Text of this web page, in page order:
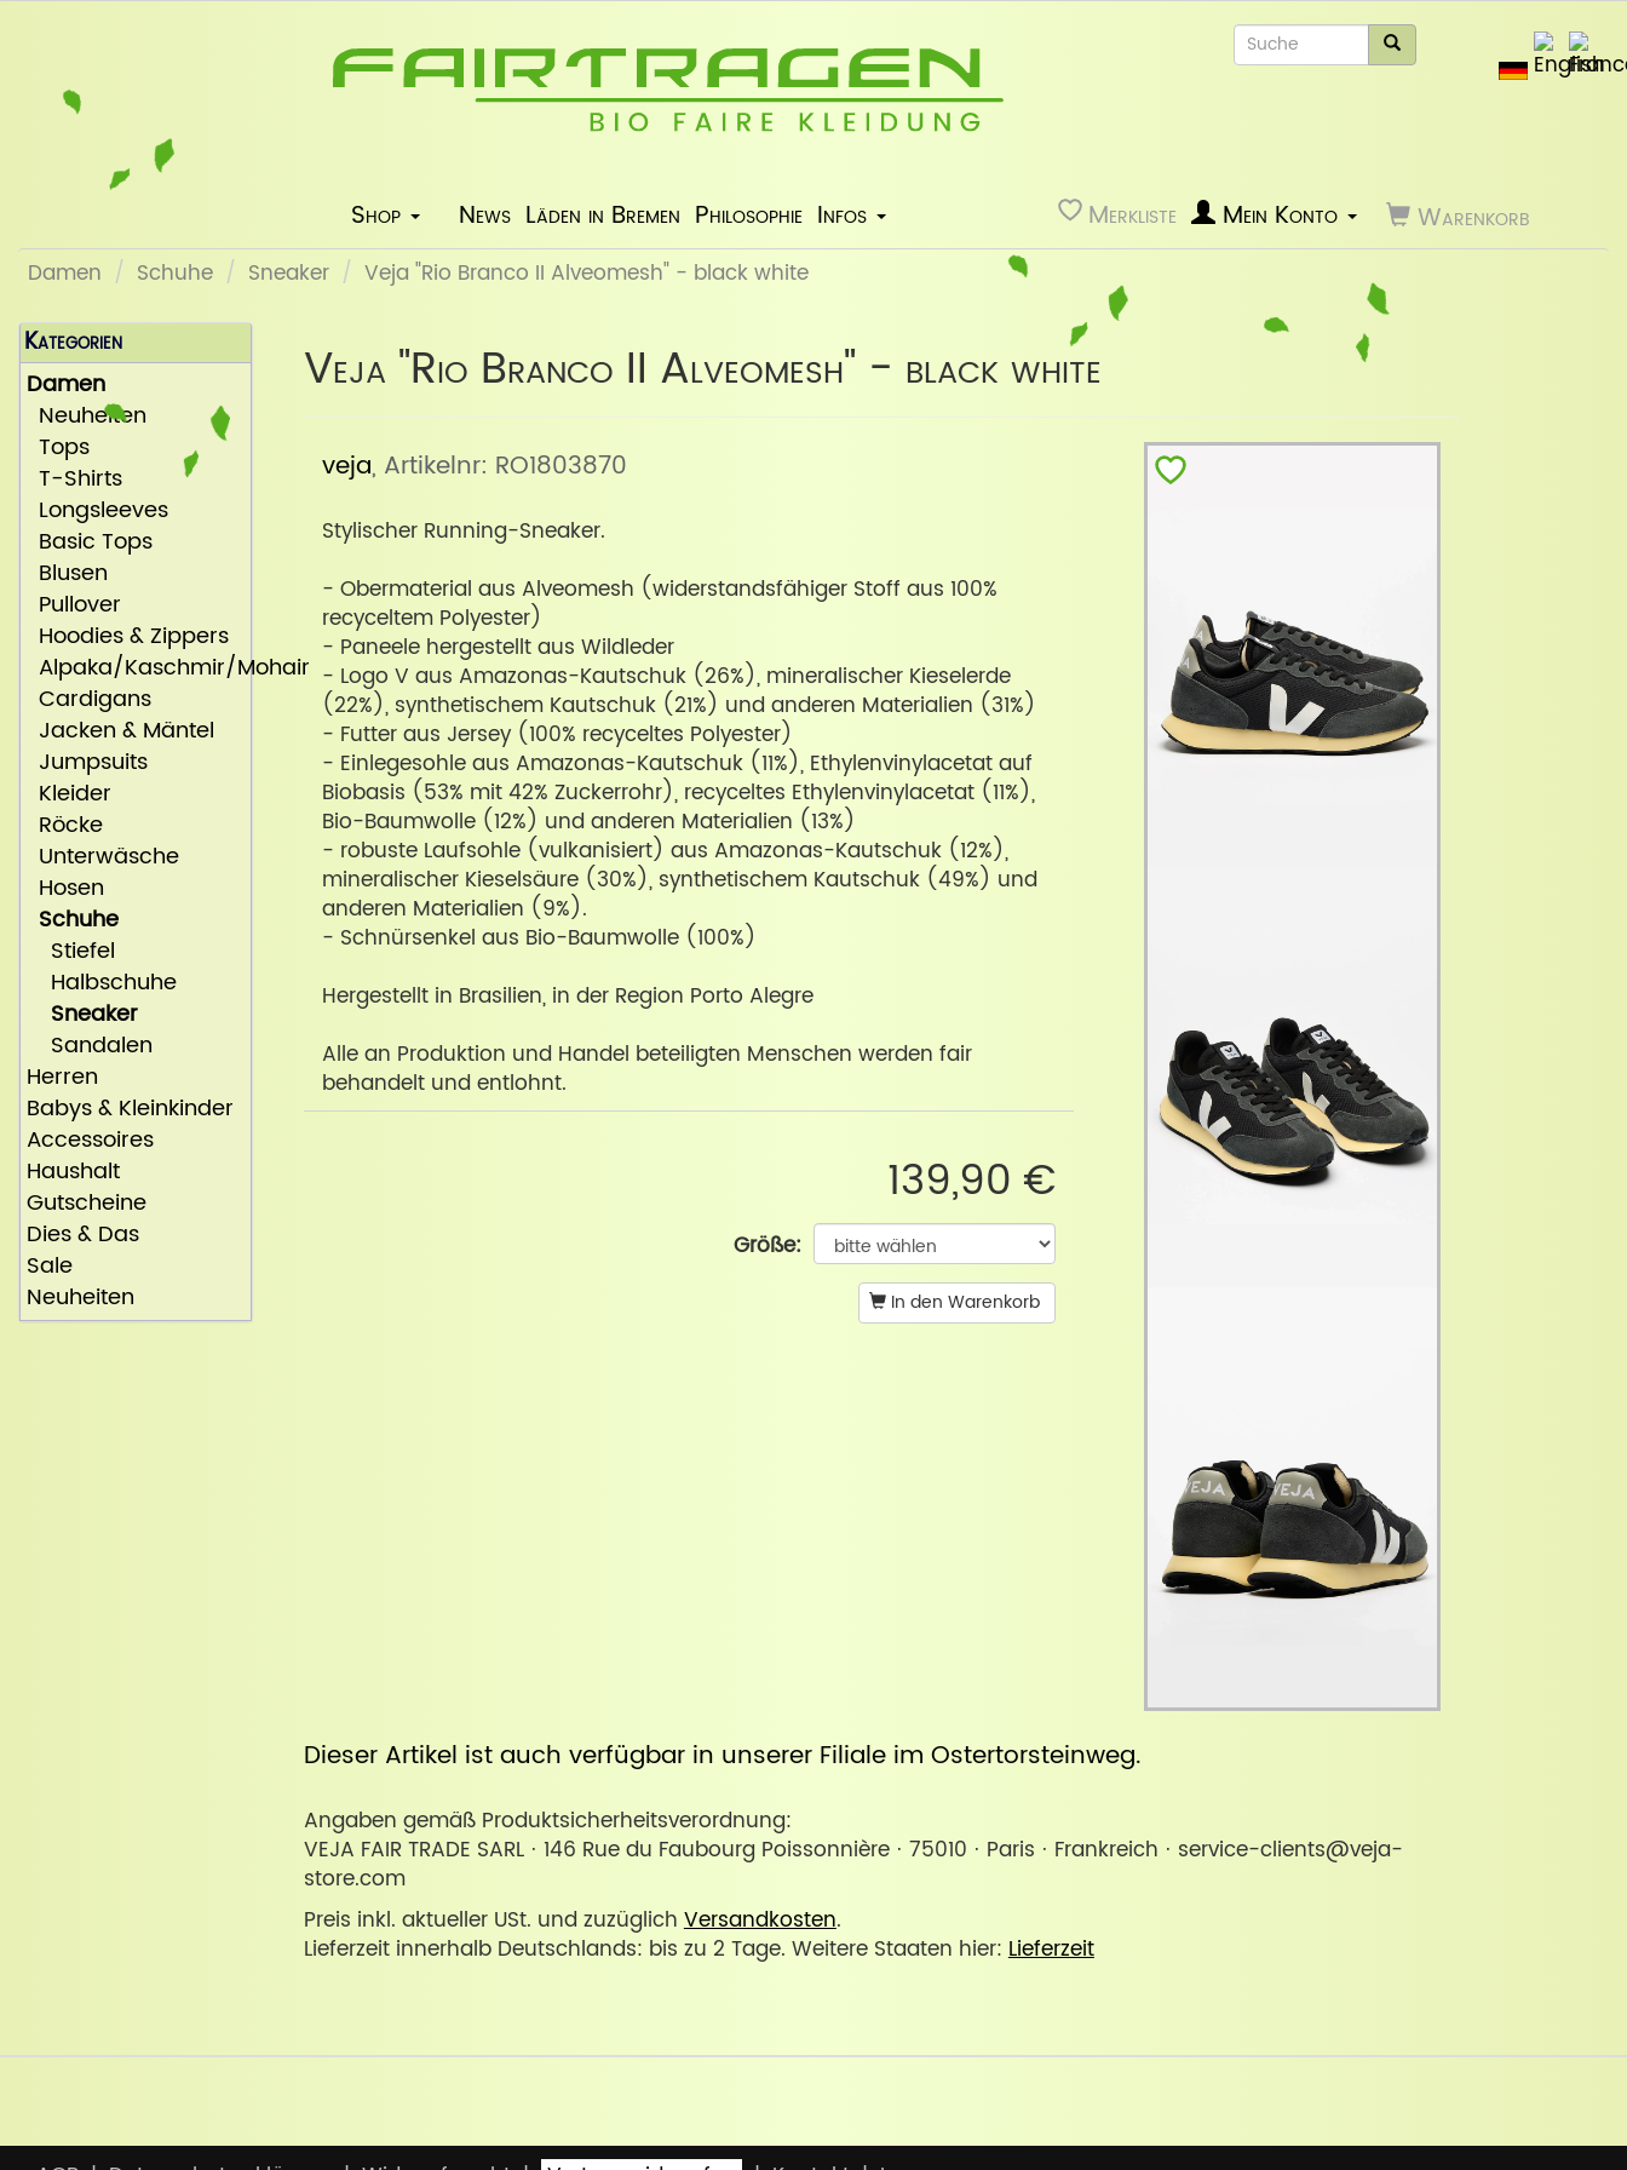
Shop News Läden in Bremen Philosophie Infos Merkliste Warenkorb
Mein Konto
Damen Schuhe Sneaker Veja "Rio Branco II Alveomesh" - black white
Veja "Rio Branco II Alveomesh" - black white
veja, Artikelnr: RO1803870
Stylischer Running-Sneaker.
- Obermaterial aus Alveomesh (widerstandsfähiger Stoff aus 100%
recyceltem Polyester)
- Paneele hergestellt aus Wildleder
- Logo V aus Amazonas-Kautschuk (26%), mineralischer Kieselerde
(22%), synthetischem Kautschuk (21%) und anderen Materialien (31%)
- Futter aus Jersey (100% recyceltes Polyester)
- Einlegesohle aus Amazonas-Kautschuk (11%), Ethylenvinylacetat auf
Biobasis (53% mit 42% Zuckerrohr), recyceltes Ethylenvinylacetat (11%),
Bio-Baumwolle (12%) und anderen Materialien (13%)
- robuste Laufsohle (vulkanisiert) aus Amazonas-Kautschuk (12%),
mineralischer Kieselsäure (30%), synthetischem Kautschuk (49%) und
anderen Materialien (9%).
- Schnürsenkel aus Bio-Baumwolle (100%)
Hergestellt in Brasilien, in der Region Porto Alegre
Alle an Produktion und Handel beteiligten Menschen werden fair
behandelt und entlohnt.
139,90 €
Größe:
In den Warenkorb
Dieser Artikel ist auch verfügbar in unserer Filiale im Ostertorsteinweg.
Angaben gemäß Produktsicherheitsverordnung:
VEJA FAIR TRADE SARL · 146 Rue du Faubourg Poissonnière · 75010 · Paris · Frankreich · service-clients@veja-
store.com
Preis inkl. aktueller USt. und zuzüglichVersandkosten.
Lieferzeit innerhalb Deutschlands: bis zu 2 Tage. Weitere Staaten hier:Lieferzeit
Kategorien
Damen
Neuheiten
Tops
T-Shirts
Longsleeves
Basic Tops
Blusen
Pullover
Hoodies & Zippers
Alpaka/Kaschmir/Mohair
Cardigans
Jacken & Mäntel
Jumpsuits
Kleider
Röcke
Unterwäsche
Hosen
Schuhe
Stiefel
Halbschuhe
Sneaker
Sandalen
Herren
Babys & Kleinkinder
Accessoires
Haushalt
Gutscheine
Dies & Das
Sale
Neuheiten